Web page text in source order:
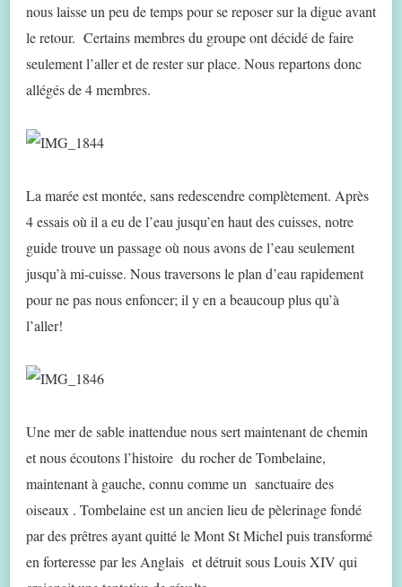
nous laisse un peu de temps pour se reposer sur la digue avant
le retour. Certains membres du groupe ont décidé de faire
seulement l’aller et de rester sur place. Nous repartons donc
allégés de 4 membres.
La marée est montée, sans redescendre complètement. Après
4 essais où il a eu de l’eau jusqu’en haut des cuisses, notre
guide trouve un passage où nous avons de l’eau seulement
jusqu’à mi-cuisse. Nous traversons le plan d’eau rapidement
pour ne pas nous enfoncer; il y en a beaucoup plus qu’à
l’aller!
Une mer de sable inattendue nous sert maintenant de chemin
et nous écoutons l’histoire du rocher de Tombelaine,
maintenant à gauche, connu comme un sanctuaire des
oiseaux . Tombelaine est un ancien lieu de pèlerinage fondé
par des prêtres ayant quitté le Mont St Michel puis transformé
en forteresse par les Anglais et détruit sous Louis XIV qui